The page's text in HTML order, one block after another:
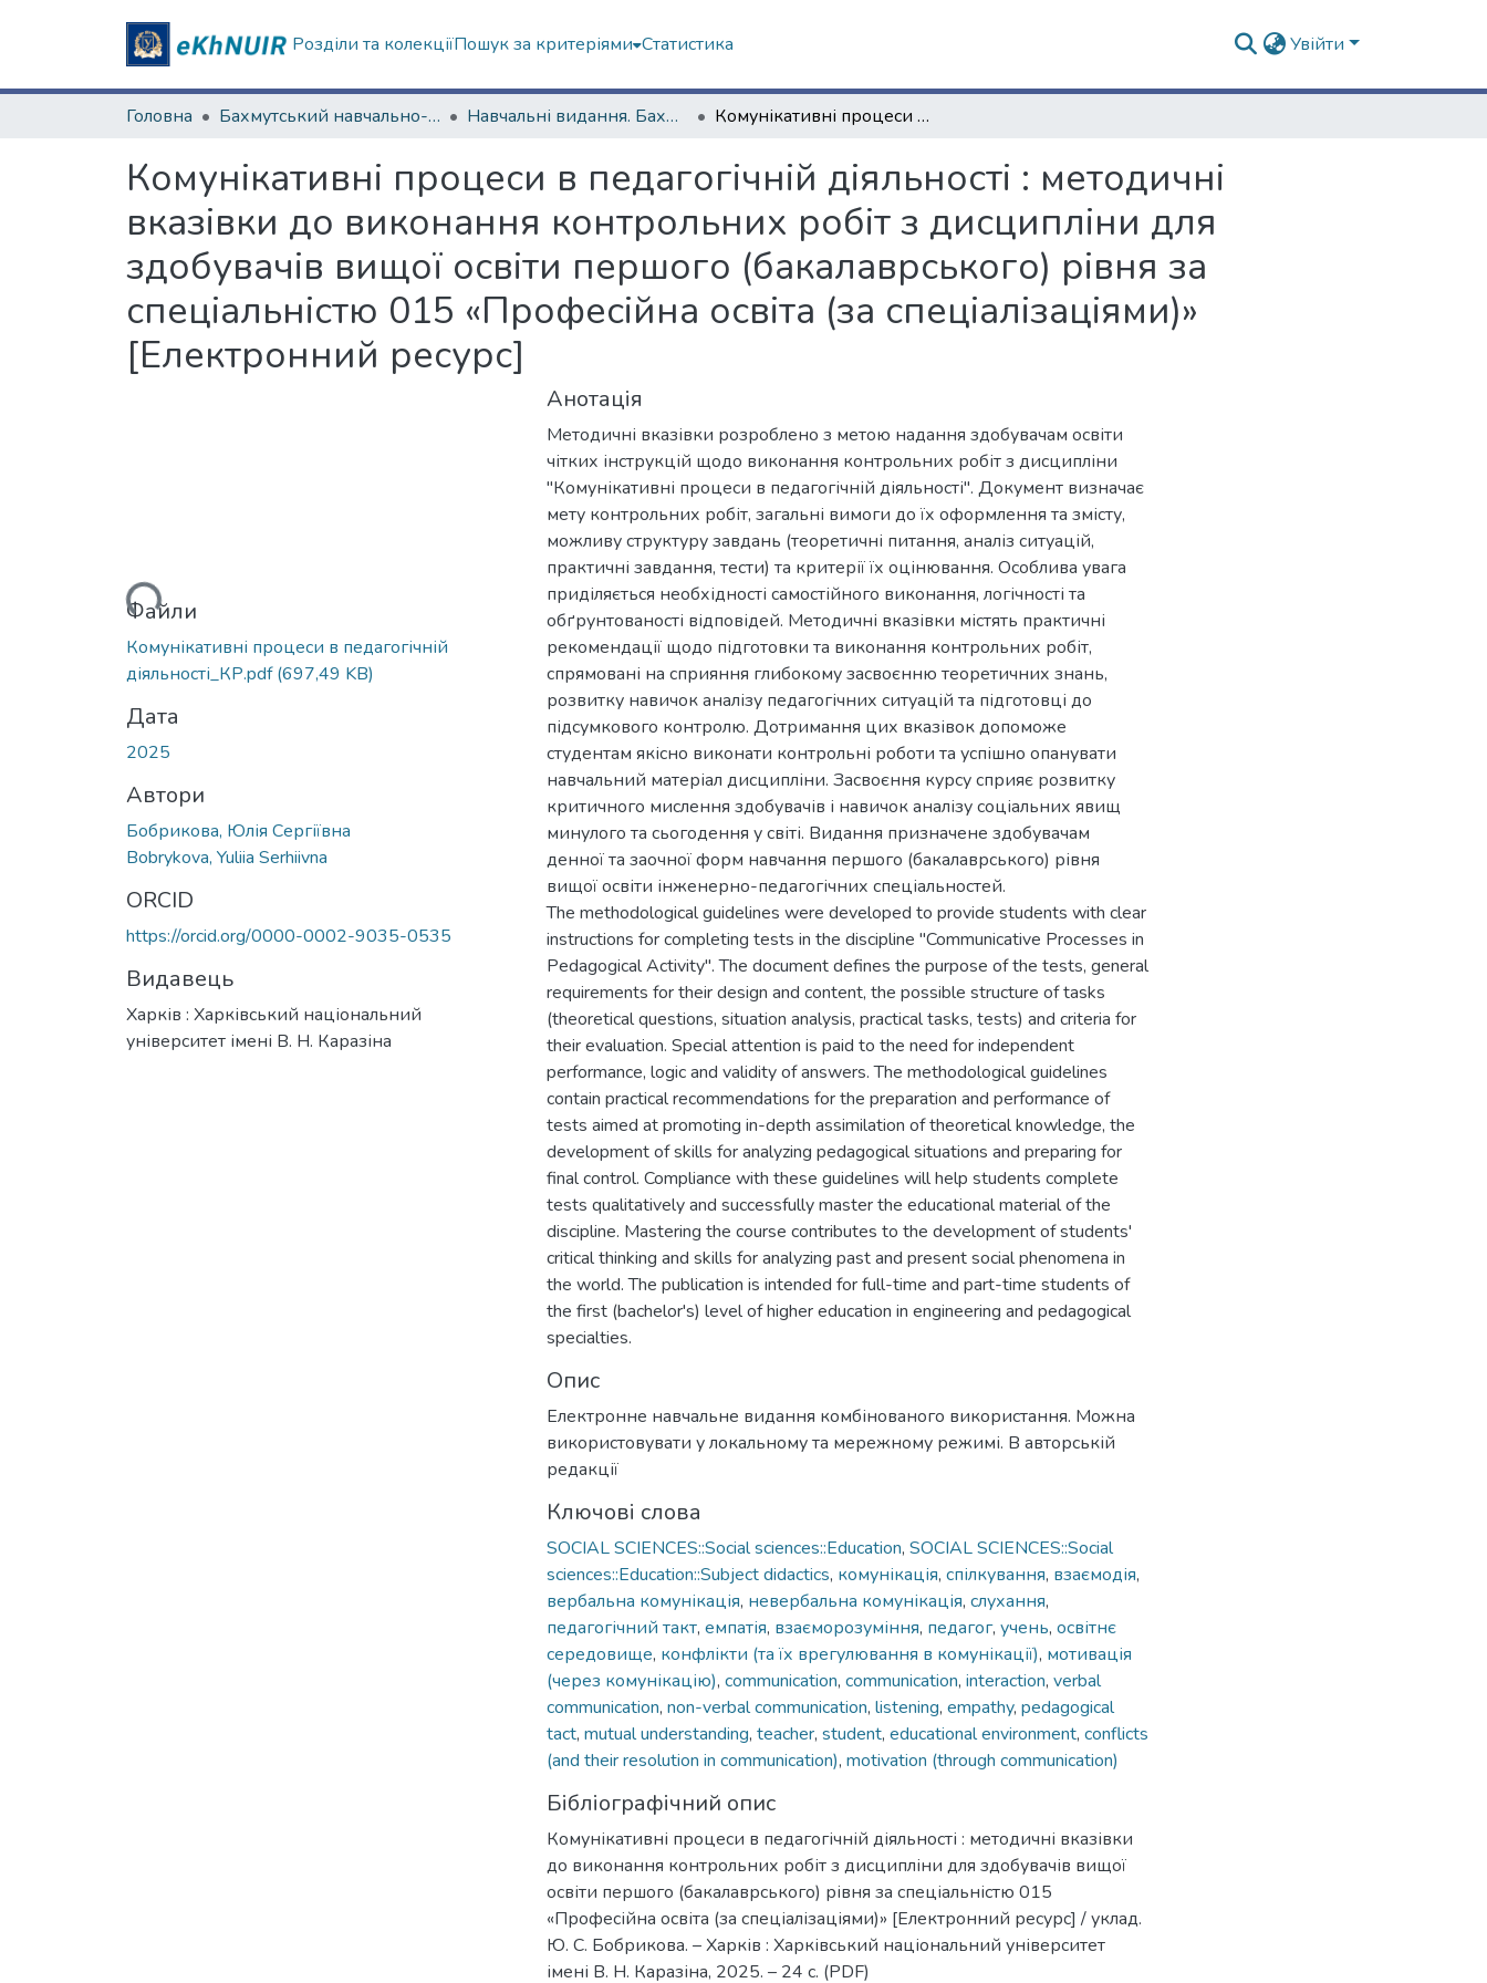
Розділи та колекціїПошук за критеріями Статистика Увійти
Головна Бахмутський навчально-науковий професійно-педагогічний інститут Навчальні видання. Бахмутський навчально-науковий професійно-педагогічний інститут Комунікативні процеси в педагогічній діяльності : методичні вказівки до виконання контрольних робіт з дисципліни для здобувачів вищої освіти першого (бакалаврського) рівня за спеціальністю 015 «Професійна освіта (за спеціалізаціями)» [Електронний ресурс]
Комунікативні процеси в педагогічній діяльності : методичні
вказівки до виконання контрольних робіт з дисципліни для
здобувачів вищої освіти першого (бакалаврського) рівня за
спеціальністю 015 «Професійна освіта (за спеціалізаціями)»
[Електронний ресурс]
Вантажиться...
Файли
Комунікативні процеси в педагогічній
діяльності_КР.pdf(697,49 KB)
Дата
2025
Автори
Бобрикова, Юлія Сергіївна
Bobrykova, Yuliia Serhiivna
ORCID
https://orcid.org/0000-0002-9035-0535
Видавець
Харків : Харківський національний
університет імені В. Н. Каразіна
Анотація
Методичні вказівки розроблено з метою надання здобувачам освіти
чітких інструкцій щодо виконання контрольних робіт з дисципліни
"Комунікативні процеси в педагогічній діяльності". Документ визначає
мету контрольних робіт, загальні вимоги до їх оформлення та змісту,
можливу структуру завдань (теоретичні питання, аналіз ситуацій,
практичні завдання, тести) та критерії їх оцінювання. Особлива увага
приділяється необхідності самостійного виконання, логічності та
обґрунтованості відповідей. Методичні вказівки містять практичні
рекомендації щодо підготовки та виконання контрольних робіт,
спрямовані на сприяння глибокому засвоєнню теоретичних знань,
розвитку навичок аналізу педагогічних ситуацій та підготовці до
підсумкового контролю. Дотримання цих вказівок допоможе
студентам якісно виконати контрольні роботи та успішно опанувати
навчальний матеріал дисципліни. Засвоєння курсу сприяє розвитку
критичного мислення здобувачів і навичок аналізу соціальних явищ
минулого та сьогодення у світі. Видання призначене здобувачам
денної та заочної форм навчання першого (бакалаврського) рівня
вищої освіти інженерно-педагогічних спеціальностей.
The methodological guidelines were developed to provide students with clear
instructions for completing tests in the discipline "Communicative Processes in
Pedagogical Activity". The document defines the purpose of the tests, general
requirements for their design and content, the possible structure of tasks
(theoretical questions, situation analysis, practical tasks, tests) and criteria for
their evaluation. Special attention is paid to the need for independent
performance, logic and validity of answers. The methodological guidelines
contain practical recommendations for the preparation and performance of
tests aimed at promoting in-depth assimilation of theoretical knowledge, the
development of skills for analyzing pedagogical situations and preparing for
final control. Compliance with these guidelines will help students complete
tests qualitatively and successfully master the educational material of the
discipline. Mastering the course contributes to the development of students'
critical thinking and skills for analyzing past and present social phenomena in
the world. The publication is intended for full-time and part-time students of
the first (bachelor's) level of higher education in engineering and pedagogical
specialties.
Опис
Електронне навчальне видання комбінованого використання. Можна
використовувати у локальному та мережному режимі. В авторській
редакції
Ключові слова
SOCIAL SCIENCES::Social sciences::Education, SOCIAL SCIENCES::Social
sciences::Education::Subject didactics, комунікація, спілкування, взаємодія,
вербальна комунікація, невербальна комунікація, слухання,
педагогічний такт, емпатія, взаєморозуміння, педагог, учень, освітнє
середовище, конфлікти (та їх врегулювання в комунікації), мотивація
(через комунікацію), communication, communication, interaction, verbal
communication, non-verbal communication, listening, empathy, pedagogical
tact, mutual understanding, teacher, student, educational environment, conflicts
(and their resolution in communication), motivation (through communication)
Бібліографічний опис
Комунікативні процеси в педагогічній діяльності : методичні вказівки
до виконання контрольних робіт з дисципліни для здобувачів вищої
освіти першого (бакалаврського) рівня за спеціальністю 015
«Професійна освіта (за спеціалізаціями)» [Електронний ресурс] / уклад.
Ю. С. Бобрикова. – Харків : Харківський національний університет
імені В. Н. Каразіна, 2025. – 24 с. (PDF)